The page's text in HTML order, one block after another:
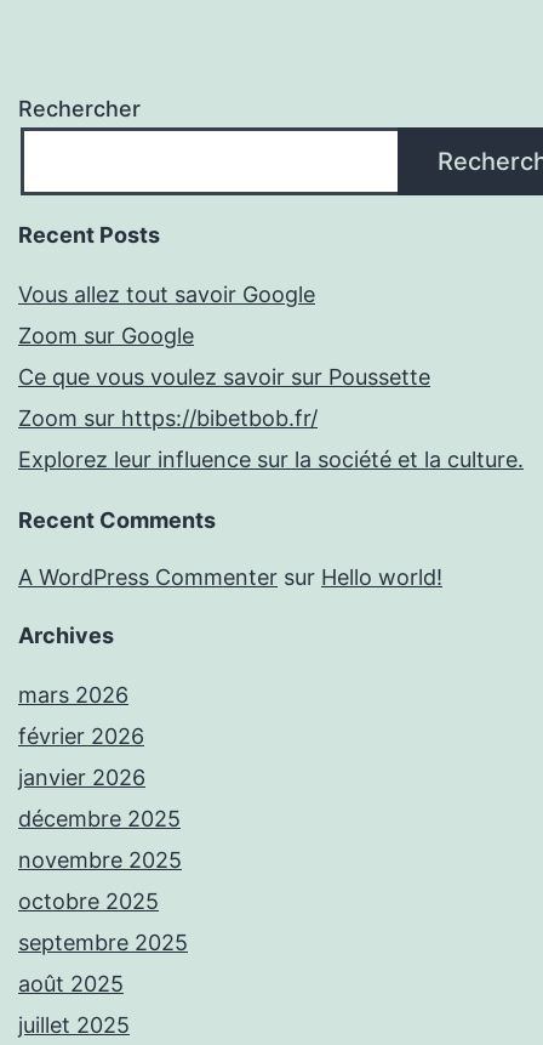
Rechercher
Recent Posts
Vous allez tout savoir Google
Zoom sur Google
Ce que vous voulez savoir sur Poussette
Zoom sur https://bibetbob.fr/
Explorez leur influence sur la société et la culture.
Recent Comments
A WordPress Commenter sur Hello world!
Archives
mars 2026
février 2026
janvier 2026
décembre 2025
novembre 2025
octobre 2025
septembre 2025
août 2025
juillet 2025